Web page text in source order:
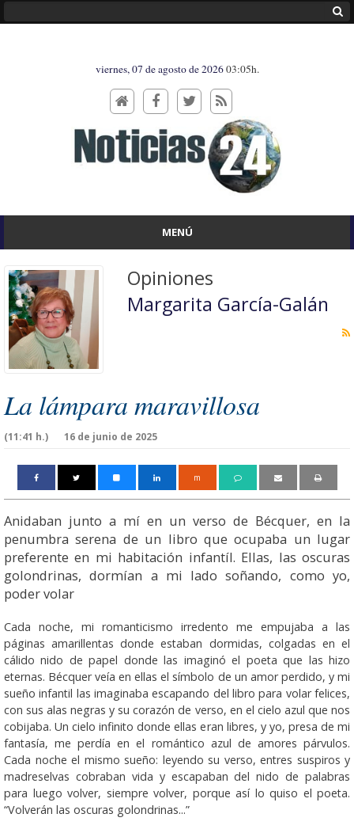
viernes, 07 de agosto de 202603:05h.
MENÚ
Opiniones
Margarita García-Galán
La lámpara maravillosa
16 de junio de 2025
(11:41 h.)
m
Anidaban junto a mí en un verso de Bécquer, en la
penumbra serena de un libro que ocupaba un lugar
preferente en mi habitación infantíl. Ellas, las oscuras
golondrinas, dormían a mi lado soñando, como yo,
poder volar
Cada noche, mi romanticismo irredento me empujaba a las
páginas amarillentas donde estaban dormidas, colgadas en el
cálido nido de papel donde las imaginó el poeta que las hizo
eternas. Bécquer veía en ellas el símbolo de un amor perdido, y mi
sueño infantil las imaginaba escapando del libro para volar felices,
con sus alas negras y su corazón de verso, en el cielo azul que nos
cobijaba. Un cielo infinito donde ellas eran libres, y yo, presa de mi
fantasía, me perdía en el romántico azul de amores párvulos.
Cada noche el mismo sueño: leyendo su verso, entres suspiros y
madreselvas cobraban vida y escapaban del nido de palabras
para luego volver, siempre volver, porque así lo quiso el poeta.
“Volverán las oscuras golondrinas...”